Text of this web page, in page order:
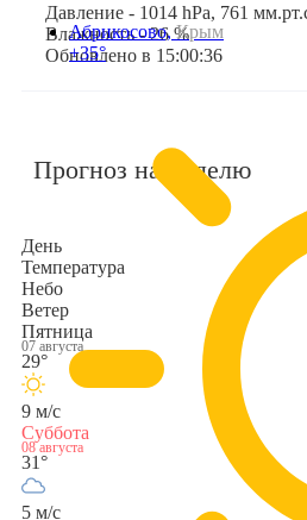
Абрикосово,Крым
+35°
Давление - 1014 hPa, 761
Влажность - 26 %
Обновлено в 15:00:36
Прогноз на неделю
День
Температура
Небо
Ветер
Пятница
07 августа
29°
9 м/с
Суббота
08 августа
31°
5 м/с